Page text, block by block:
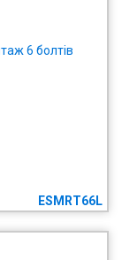
6 болтів
ESMRT66L